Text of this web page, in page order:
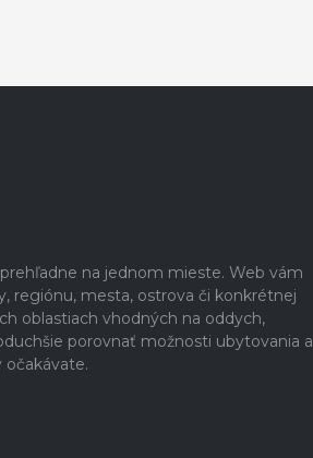
na jednom mieste. Web vám
regiónu, mesta, ostrova či konkrétnej
oblastiach vhodných na oddych,
porovnať možnosti ubytovania a